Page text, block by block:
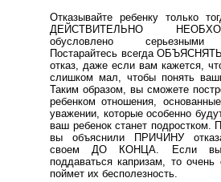
Отказывайте ребенку только
ДЕЙСТВИТЕЛЬНО
обусловлено серьезными
Постарайтесь всегда
отказ, даже если вам кажется,
слишком мал, чтобы понять
Таким образом, вы сможете
ребенком отношения,
уважении, которые особенно
ваш ребенок станет подростком.
вы объяснили ПРИЧИНУ
своем ДО КОНЦА. Если вы
поддаваться капризам, то очень
поймет их бесполезность.